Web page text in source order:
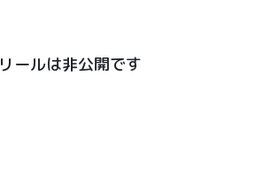
リールは非公開です